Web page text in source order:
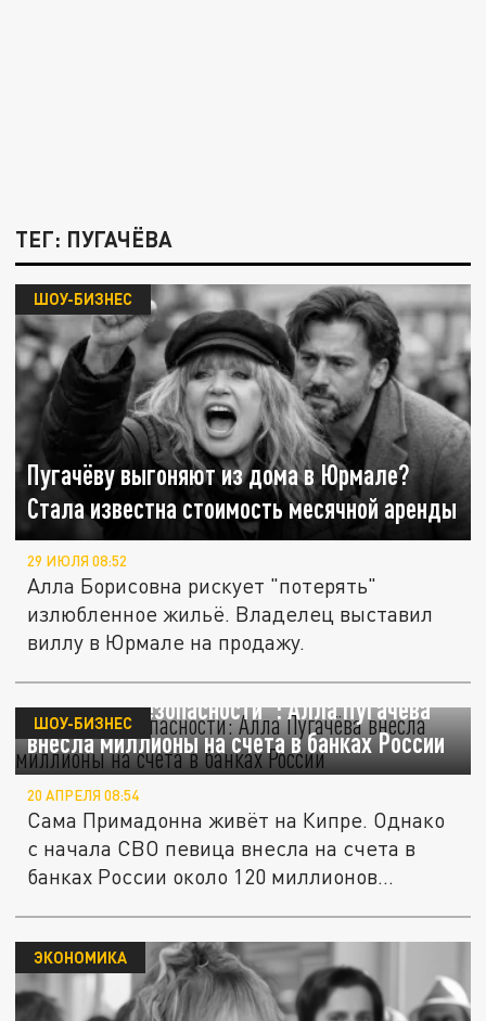
ТЕГ: ПУГАЧЁВА
Пугачёву выгоняют из дома в Юрмале?
Стала известна стоимость месячной аренды
ШОУ-БИЗНЕС
29 ИЮЛЯ 08:52
Алла Борисовна рискует "потерять"
излюбленное жильё. Владелец выставил
виллу в Юрмале на продажу.
"Подушка безопасности": Алла Пугачёва
внесла миллионы на счета в банках России
ШОУ-БИЗНЕС
20 АПРЕЛЯ 08:54
Сама Примадонна живёт на Кипре. Однако
с начала СВО певица внесла на счета в
банках России около 120 миллионов...
ЭКОНОМИКА